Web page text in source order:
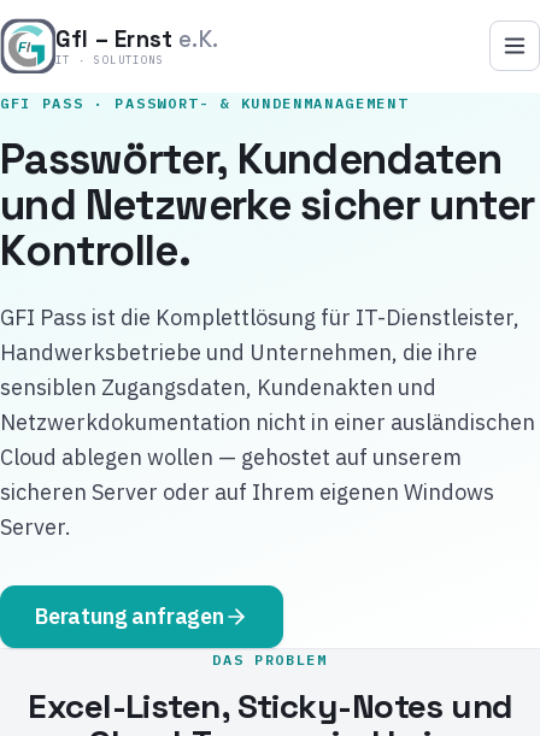
Zum Inhalt springen
GfI – Ernst e.K.
IT · SOLUTIONS
GFI PASS · PASSWORT- & KUNDENMANAGEMENT
Passwörter, Kundendaten
und Netzwerke sicher unter
Kontrolle.
GFI Pass ist die Komplettlösung für IT-Dienstleister,
Handwerksbetriebe und Unternehmen, die ihre
sensiblen Zugangsdaten, Kundenakten und
Netzwerkdokumentation nicht in einer ausländischen
Cloud ablegen wollen — gehostet auf unserem
sicheren Server oder auf Ihrem eigenen Windows
Server.
Beratung anfragen
DAS PROBLEM
Excel-Listen, Sticky-Notes und